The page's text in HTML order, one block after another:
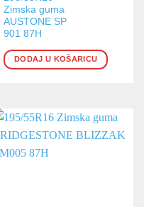
Zimska guma
AUSTONE SP
901 87H
DODAJ U KOŠARICU